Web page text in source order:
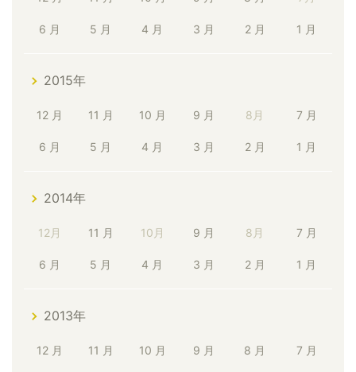
6 月 5 月 4 月 3 月 2 月 1 月
2015年
12 月 11 月 10 月 9 月 8月 7 月
6 月 5 月 4 月 3 月 2 月 1 月
2014年
12月 11 月 10月 9 月 8月 7 月
6 月 5 月 4 月 3 月 2 月 1 月
2013年
12 月 11 月 10 月 9 月 8 月 7 月